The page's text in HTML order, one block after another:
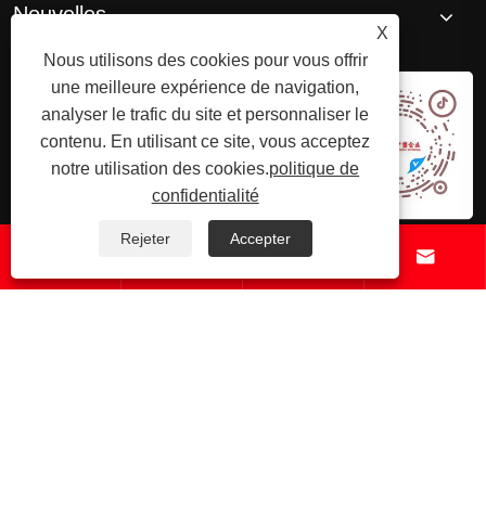
Nouvelles
Contactez-nous
 
X
Nous utilisons des cookies pour vous offrir
une meilleure expérience de navigation,
analyser le trafic du site et personnaliser le
contenu. En utilisant ce site, vous acceptez
notre utilisation des cookies.politique de
confidentialité
Rejeter Accepter